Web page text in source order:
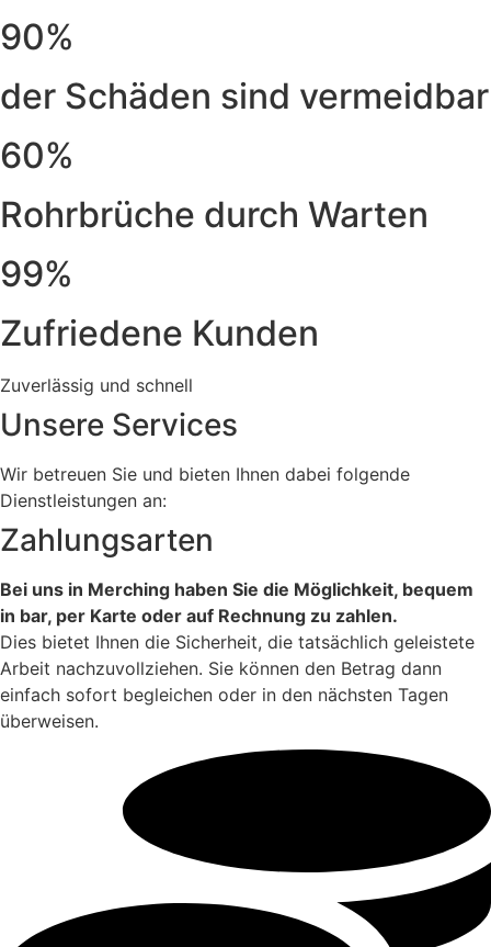
90%
der Schäden sind vermeidbar
60%
Rohrbrüche durch Warten
99%
Zufriedene Kunden
Zuverlässig und schnell
Unsere Services
Wir betreuen Sie und bieten Ihnen dabei folgende
Dienstleistungen an:
Zahlungsarten
Bei uns in Merching haben Sie die Möglichkeit, bequem
in bar, per Karte oder auf Rechnung zu zahlen.
Dies bietet Ihnen die Sicherheit, die tatsächlich geleistete
Arbeit nachzuvollziehen. Sie können den Betrag dann
einfach sofort begleichen oder in den nächsten Tagen
überweisen.